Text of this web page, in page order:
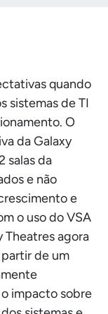
quando
sistemas de TI
O
da Galaxy
salas da
e não
e
o uso do VSA
Theatres agora
de um
impacto sobre